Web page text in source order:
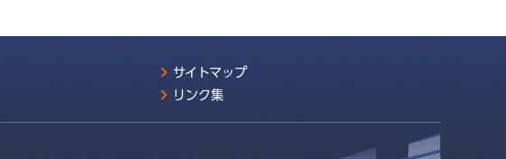
サイトマップ
リンク集